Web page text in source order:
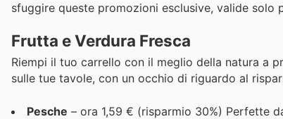
sfuggire queste promozioni esclusive, valide solo
Frutta e Verdura Fresca
Riempi il tuo carrello con il meglio della natura a
sulle tue tavole, con un occhio di riguardo al
Pesche – ora 1,59 € (risparmio 30%) Perfette